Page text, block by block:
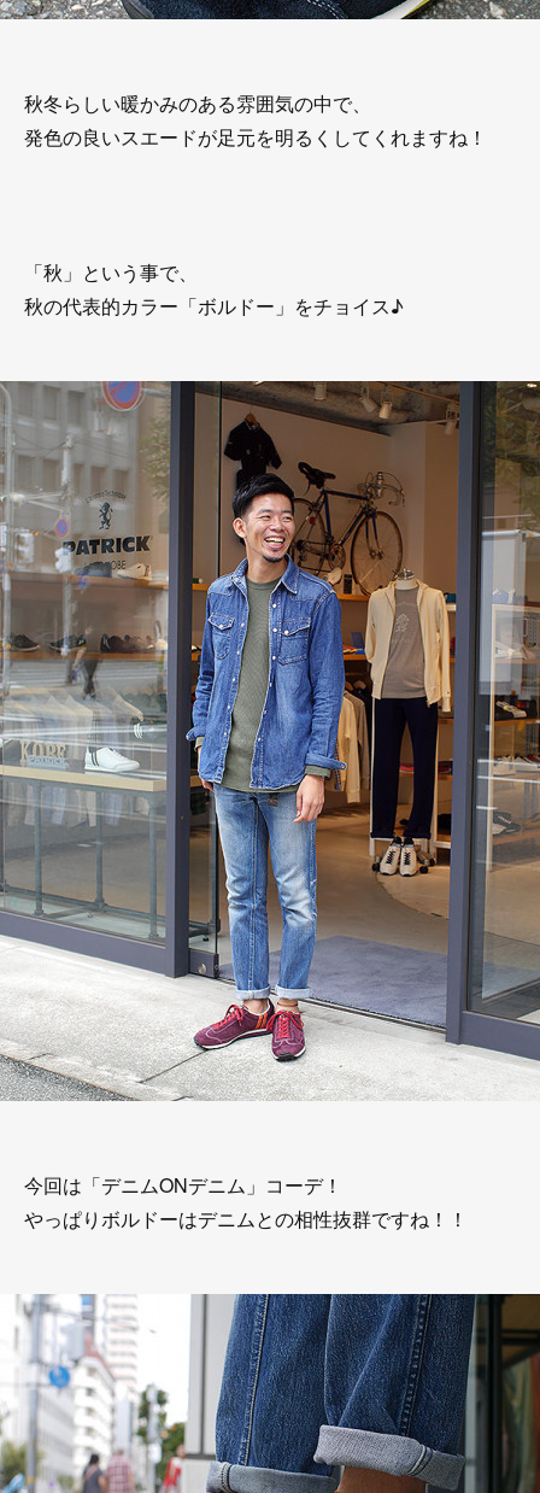
秋冬らしい暖かみのある雰囲気の中で、
発色の良いスエードが足元を明るくしてくれますね！
「秋」という事で、
秋の代表的カラー「ボルドー」をチョイス♪
今回は「デニムONデニム」コーデ！
やっぱりボルドーはデニムとの相性抜群ですね！！